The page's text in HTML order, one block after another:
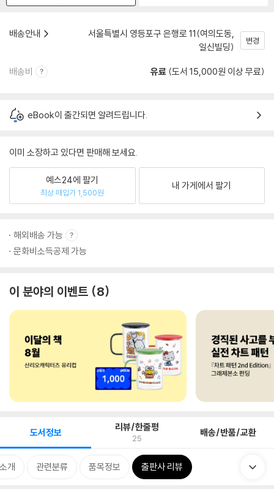
배송안내
서울특별시 영등포구 은행로 11(여의도동,
일신빌딩)
변경
배송비 유료 (도서 15,000원 이상 무료)
eBook이 출간되면 알려드립니다.
이미 소장하고 있다면 판매해 보세요.
예스24에 팔기
최상 매입가 1,500원
내 가게에서 팔기
해외배송 가능
문화비소득공제 가능
이 분야의 이벤트 8
도서정보 리뷰/한줄평
25 배송/반품/교환
개 관련분류 품목정보 출판사 리뷰